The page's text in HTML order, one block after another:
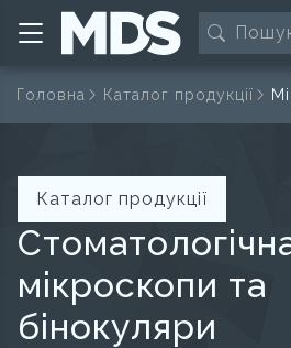
Головна Каталог продукції
Каталог продукції
мікроскопи та
бінокуляри